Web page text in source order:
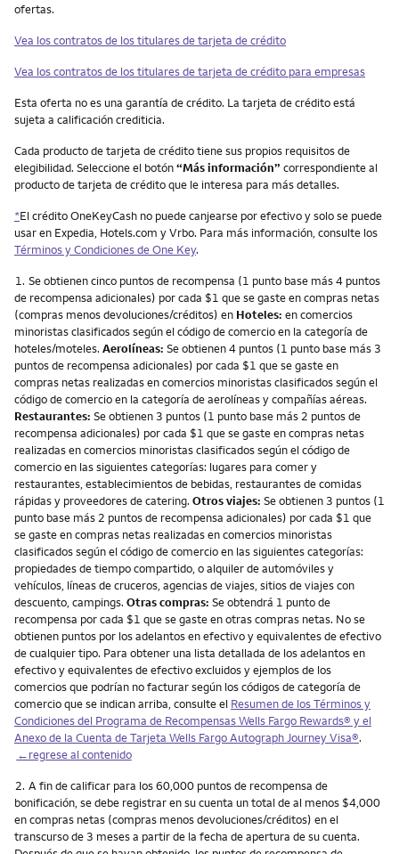
ofertas.
Vea los contratos de los titulares de tarjeta de crédito
Vea los contratos de los titulares de tarjeta de crédito para empresas
Esta oferta no es una garantía de crédito. La tarjeta de crédito está
sujeta a calificación crediticia.
Cada producto de tarjeta de crédito tiene sus propios requisitos de
elegibilidad. Seleccione el botón“Más información” correspondiente al
producto de tarjeta de crédito que le interesa para más detalles.
*El crédito OneKeyCash no puede canjearse por efectivo y solo se puede
usar en Expedia, Hotels.com y Vrbo. Para más información, consulte los
Términos y Condiciones de One Key.
Nota
1. Se obtienen cinco puntos de recompensa (1 punto base más 4 puntos
de recompensa adicionales) por cada $1 que se gaste en compras netas
(compras menos devoluciones/créditos) en Hoteles: en comercios
minoristas clasificados según el código de comercio en la categoría de
hoteles/moteles. Aerolíneas: Se obtienen 4 puntos (1 punto base más 3
puntos de recompensa adicionales) por cada $1 que se gaste en
compras netas realizadas en comercios minoristas clasificados según el
código de comercio en la categoría de aerolíneas y compañías aéreas.
Restaurantes: Se obtienen 3 puntos (1 punto base más 2 puntos de
recompensa adicionales) por cada $1 que se gaste en compras netas
realizadas en comercios minoristas clasificados según el código de
comercio en las siguientes categorías: lugares para comer y
restaurantes, establecimientos de bebidas, restaurantes de comidas
rápidas y proveedores de catering. Otros viajes: Se obtienen 3 puntos (1
punto base más 2 puntos de recompensa adicionales) por cada $1 que
se gaste en compras netas realizadas en comercios minoristas
clasificados según el código de comercio en las siguientes categorías:
propiedades de tiempo compartido, o alquiler de automóviles y
vehículos, líneas de cruceros, agencias de viajes, sitios de viajes con
descuento, campings. Otras compras: Se obtendrá 1 punto de
recompensa por cada $1 que se gaste en otras compras netas. No se
obtienen puntos por los adelantos en efectivo y equivalentes de efectivo
de cualquier tipo. Para obtener una lista detallada de los adelantos en
efectivo y equivalentes de efectivo excluidos y ejemplos de los
comercios que podrían no facturar según los códigos de categoría de
comercio que se indican arriba, consulte el Resumen de los Términos y
Condiciones del Programa de Recompensas Wells Fargo Rewards® y el
Anexo de la Cuenta de Tarjeta Wells Fargo Autograph Journey Visa®.
←regrese al contenido
Nota
2. A fin de calificar para los 60,000 puntos de recompensa de
bonificación, se debe registrar en su cuenta un total de al menos $4,000
en compras netas (compras menos devoluciones/créditos) en el
transcurso de 3 meses a partir de la fecha de apertura de su cuenta.